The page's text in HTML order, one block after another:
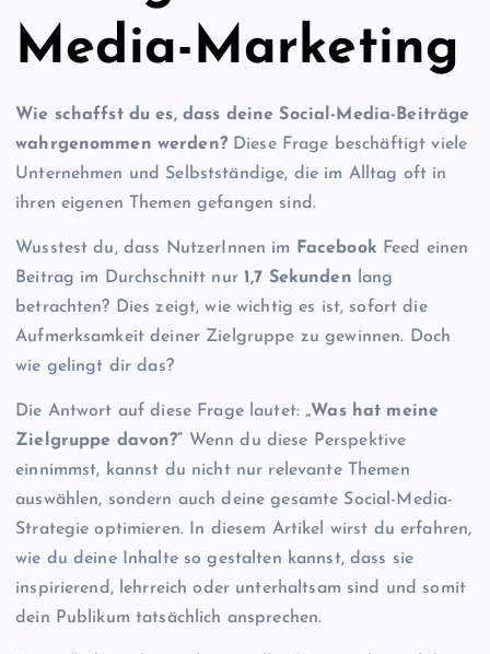
Media-Marketing
Wie schaffst du es, dass deine Social-Media-Beiträge
wahrgenommen werden?Diese Frage beschäftigt viele
Unternehmen und Selbstständige, die im Alltag oft in
ihren eigenen Themen gefangen sind.
Wusstest du, dass NutzerInnen im Facebook Feed einen
Beitrag im Durchschnitt nur1,7 Sekunden lang
betrachten? Dies zeigt, wie wichtig es ist, sofort die
Aufmerksamkeit deiner Zielgruppe zu gewinnen. Doch
wie gelingt dir das?
Die Antwort auf diese Frage lautet:„Was hat meine
Zielgruppe davon?“ Wenn du diese Perspektive
einnimmst, kannst du nicht nur relevante Themen
auswählen, sondern auch deine gesamte Social-Media-
Strategie optimieren. In diesem Artikel wirst du erfahren,
wie du deine Inhalte so gestalten kannst, dass sie
inspirierend, lehrreich oder unterhaltsam sind und somit
dein Publikum tatsächlich ansprechen.